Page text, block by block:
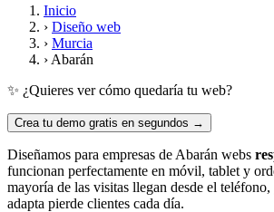
Inicio
› Diseño web
› Murcia
› Abarán
✨ ¿Quieres ver cómo quedaría tu web?
Crea tu demo gratis en segundos →
Diseñamos para empresas de Abarán webs
funcionan perfectamente en móvil, tablet y
mayoría de las visitas llegan desde el
adapta pierde clientes cada día.